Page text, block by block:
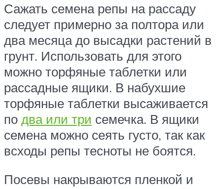
Сажать семена репы на рассаду
следует примерно за полтора или
два месяца до высадки растений в
грунт. Использовать для этого
можно торфяные таблетки или
рассадные ящики. В набухшие
торфяные таблетки высаживается
по два или три семечка. В ящики
семена можно сеять густо, так как
всходы репы тесноты не боятся.
Посевы накрываются пленкой и